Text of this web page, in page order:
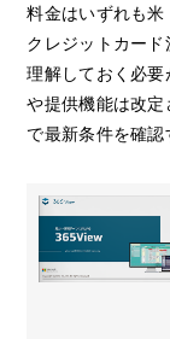
料金はいずれも米
クレジットカー
理解しておく必
や提供機能は改定
で最新条件を確認